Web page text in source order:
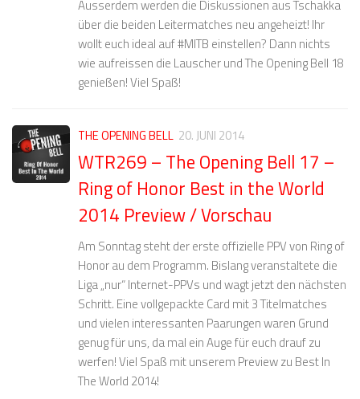
Ausserdem werden die Diskussionen aus Tschakka
über die beiden Leitermatches neu angeheizt! Ihr
wollt euch ideal auf #MITB einstellen? Dann nichts
wie aufreissen die Lauscher und The Opening Bell 18
genießen! Viel Spaß!
THE OPENING BELL 20. JUNI 2014
WTR269 – The Opening Bell 17 –
Ring of Honor Best in the World
2014 Preview / Vorschau
Am Sonntag steht der erste offizielle PPV von Ring of
Honor au dem Programm. Bislang veranstaltete die
Liga „nur“ Internet-PPVs und wagt jetzt den nächsten
Schritt. Eine vollgepackte Card mit 3 Titelmatches
und vielen interessanten Paarungen waren Grund
genug für uns, da mal ein Auge für euch drauf zu
werfen! Viel Spaß mit unserem Preview zu Best In
The World 2014!